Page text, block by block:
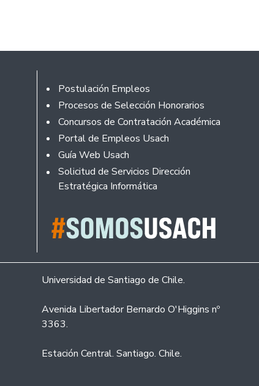
Footer
Postulación Empleos
Procesos de Selección Honorarios
Concursos de Contratación Académica
Portal de Empleos Usach
Guía Web Usach
Solicitud de Servicios Dirección
Estratégica Informática
Universidad de Santiago de Chile.
Avenida Libertador Bernardo O'Higgins nº
3363.
Estación Central. Santiago. Chile.